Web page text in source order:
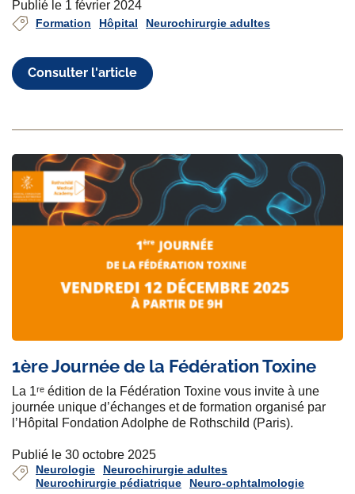
Publié le 1 février 2024
Formation Hôpital Neurochirurgie adultes
Consulter l'article
1ère Journée de la Fédération Toxine
La 1ʳᵉ édition de la Fédération Toxine vous invite à une
journée unique d’échanges et de formation organisé par
l’Hôpital Fondation Adolphe de Rothschild (Paris).
Publié le 30 octobre 2025
Neurologie
Neurochirurgie adultes
Neurochirurgie pédiatrique
Neuro-ophtalmologie